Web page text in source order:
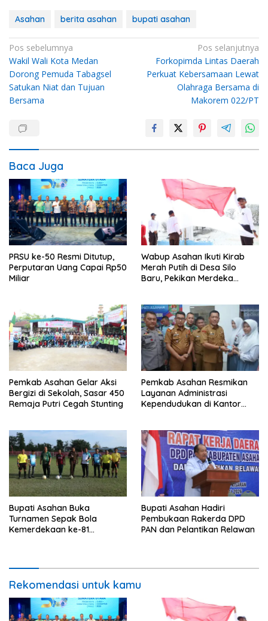
Asahan berita asahan bupati asahan
Navigasi
pos
Pos sebelumnya
Wakil Wali Kota Medan
Dorong Pemuda Tabagsel
Satukan Niat dan Tujuan
Bersama
Pos selanjutnya
Forkopimda Lintas Daerah
Perkuat Kebersamaan Lewat
Olahraga Bersama di
Makorem 022/PT
Baca Juga
PRSU ke-50 Resmi Ditutup,
Perputaran Uang Capai Rp50
Miliar
Wabup Asahan Ikuti Kirab
Merah Putih di Desa Silo
Baru, Pekikan Merdeka
Pemkab Asahan Gelar Aksi
Bergizi di Sekolah, Sasar 450
Remaja Putri Cegah Stunting
Pemkab Asahan Resmikan
Layanan Administrasi
Kependudukan di Kantor
Bupati Asahan Buka
Turnamen Sepak Bola
Kemerdekaan ke-81
Bupati Asahan Hadiri
Pembukaan Rakerda DPD
PAN dan Pelantikan Relawan
Rekomendasi untuk kamu